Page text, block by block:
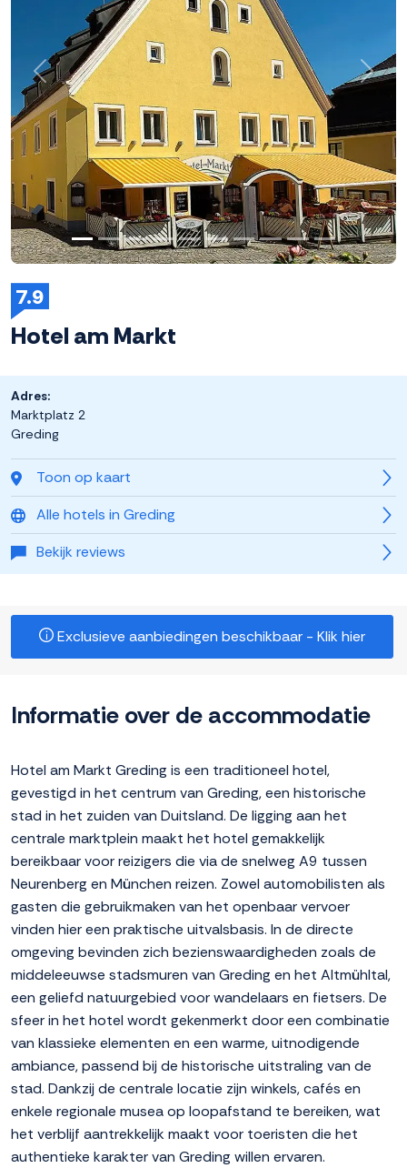
7.9
Hotel am Markt
Toon op kaart
Alle hotels in Greding
Bekijk reviews
Adres:
Marktplatz 2
Greding
Exclusieve aanbiedingen beschikbaar - Klik hier
Informatie over de accommodatie
Hotel am Markt Greding is een traditioneel hotel,
gevestigd in het centrum van Greding, een historische
stad in het zuiden van Duitsland. De ligging aan het
centrale marktplein maakt het hotel gemakkelijk
bereikbaar voor reizigers die via de snelweg A9 tussen
Neurenberg en München reizen. Zowel automobilisten als
gasten die gebruikmaken van het openbaar vervoer
vinden hier een praktische uitvalsbasis. In de directe
omgeving bevinden zich bezienswaardigheden zoals de
middeleeuwse stadsmuren van Greding en het Altmühltal,
een geliefd natuurgebied voor wandelaars en fietsers. De
sfeer in het hotel wordt gekenmerkt door een combinatie
van klassieke elementen en een warme, uitnodigende
ambiance, passend bij de historische uitstraling van de
stad. Dankzij de centrale locatie zijn winkels, cafés en
enkele regionale musea op loopafstand te bereiken, wat
het verblijf aantrekkelijk maakt voor toeristen die het
authentieke karakter van Greding willen ervaren.